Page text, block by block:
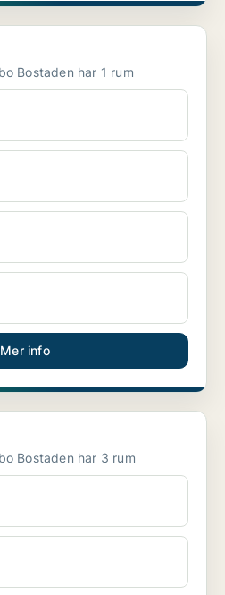
Lägenhet att hyra i Sjöbo Bostaden har 1 rum
Mer info
Lägenhet att hyra i Sjöbo Bostaden har 3 rum